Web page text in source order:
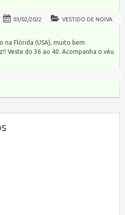
03/02/2022 VESTIDO DE NOIVA
na Flórida (USA), muito bem
Veste do 36 ao 40. Acompanha o véu